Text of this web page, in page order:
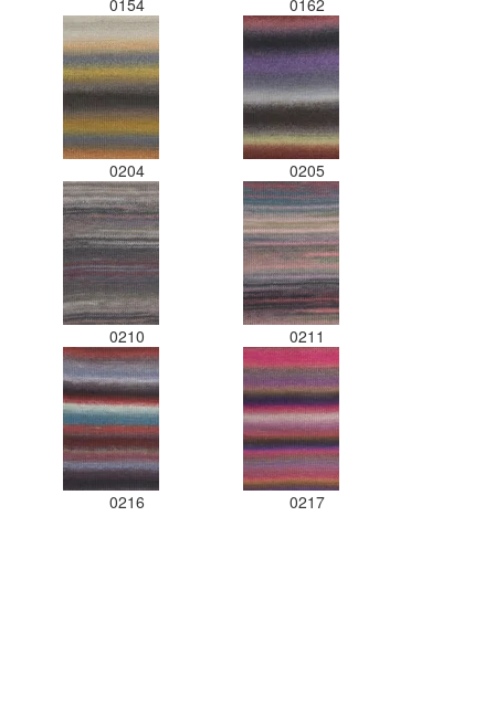
0204 0205
0210 0211
0216 0217